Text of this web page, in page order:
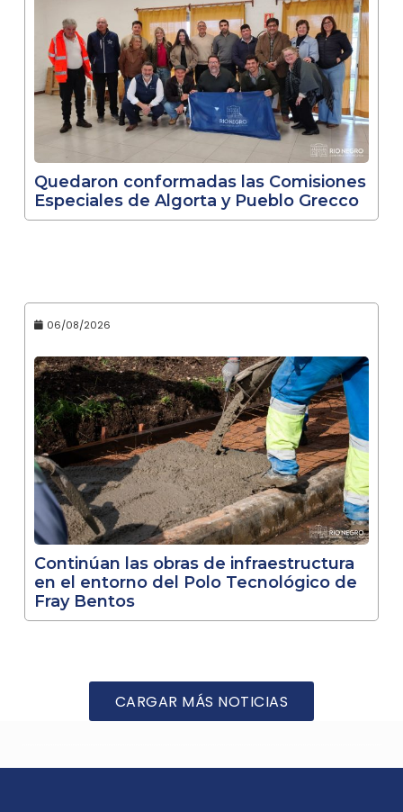
Quedaron conformadas las Comisiones
Especiales de Algorta y Pueblo Grecco
06/08/2026
Continúan las obras de infraestructura
en el entorno del Polo Tecnológico de
Fray Bentos
CARGAR MÁS NOTICIAS